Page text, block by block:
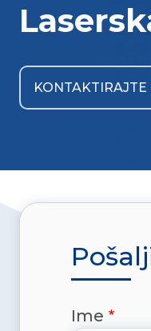
KONTAKTIRAJTE
Ime